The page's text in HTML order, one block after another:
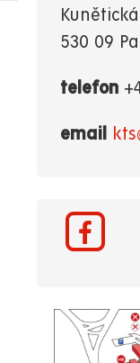
530 09
telefon
email